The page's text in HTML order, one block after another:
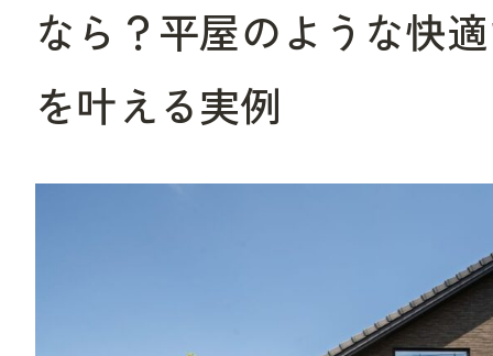
なら？平屋のような快
を叶える実例